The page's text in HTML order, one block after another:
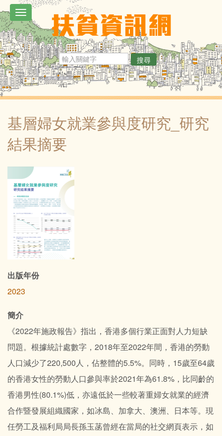
移
至
主
內
容
Toggle
navigation
搜尋
基層婦女就業參與度研究_研究
結果摘要
出版年份
2023
簡介
《2022年施政報告》指出，香港多個行業正面對人力短缺
問題。根據統計處數字，2018年至2022年間，香港的勞動
人口減少了220,500人，佔整體的5.5%。同時，15歲至64歲
的香港女性的勞動人口參與率於2021年為61.8%，比同齡的
香港男性(80.1%)低，亦遠低於一些較著重婦女就業的經濟
合作暨發展組織國家，如冰島、加拿大、澳洲、日本等。現
任勞工及福利局局長孫玉菡曾經在當局的社交網頁表示，如